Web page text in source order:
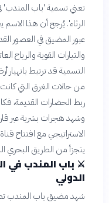
تعني تسمية 'باب المندب' في
الرثاء'. يُرجح أن هذا الاسم
عبور المضيق في العصور
والتيارات القوية والرياح
التسمية قد ترتبط بانهيار
من حالات الغرق التي
ربط الحضارات القديمة،
وشهد هجرات بشرية عبر
يتجزأ من الطريق البحري
⚔️ باب المندب في
الدولي
شهد مضيق باب المندب